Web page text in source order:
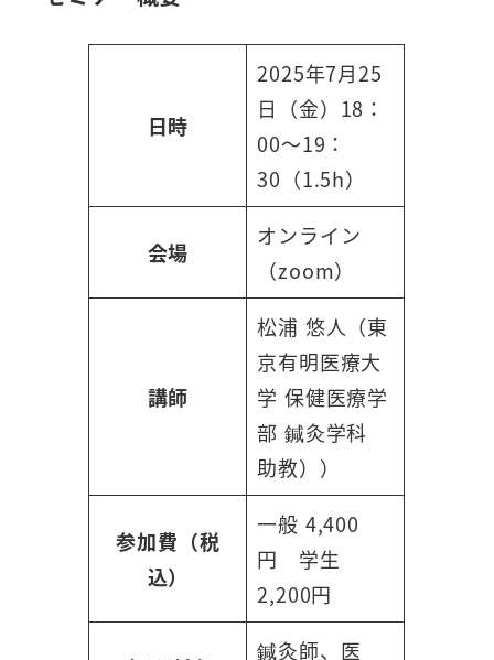
日時
2025年7月25
日（金）18：
00～19：
30（1.5h）
会場
オンライン
（zoom）
講師
松浦 悠人（東
京有明医療大
学 保健医療学
部 鍼灸学科
助教））
参加費（税
込）
一般 4,400
円 学生
2,200円
鍼灸師、医